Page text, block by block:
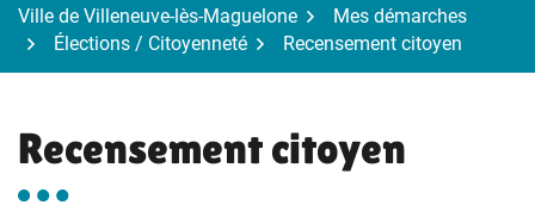
Ville de Villeneuve-lès-Maguelone
Mes démarches
Élections / Citoyenneté
Recensement citoyen
Recensement citoyen